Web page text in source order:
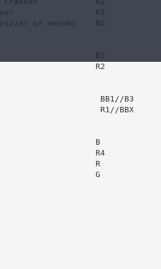
R3
of venoms    BG
B2
R2
BB1//B3
R1//BBX
B
R4
R
G